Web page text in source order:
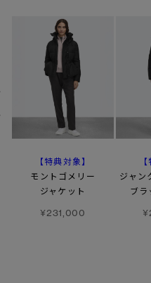
【特典対象】
モントゴメリー
ジャケット
¥231,000
ジャン
ブラ